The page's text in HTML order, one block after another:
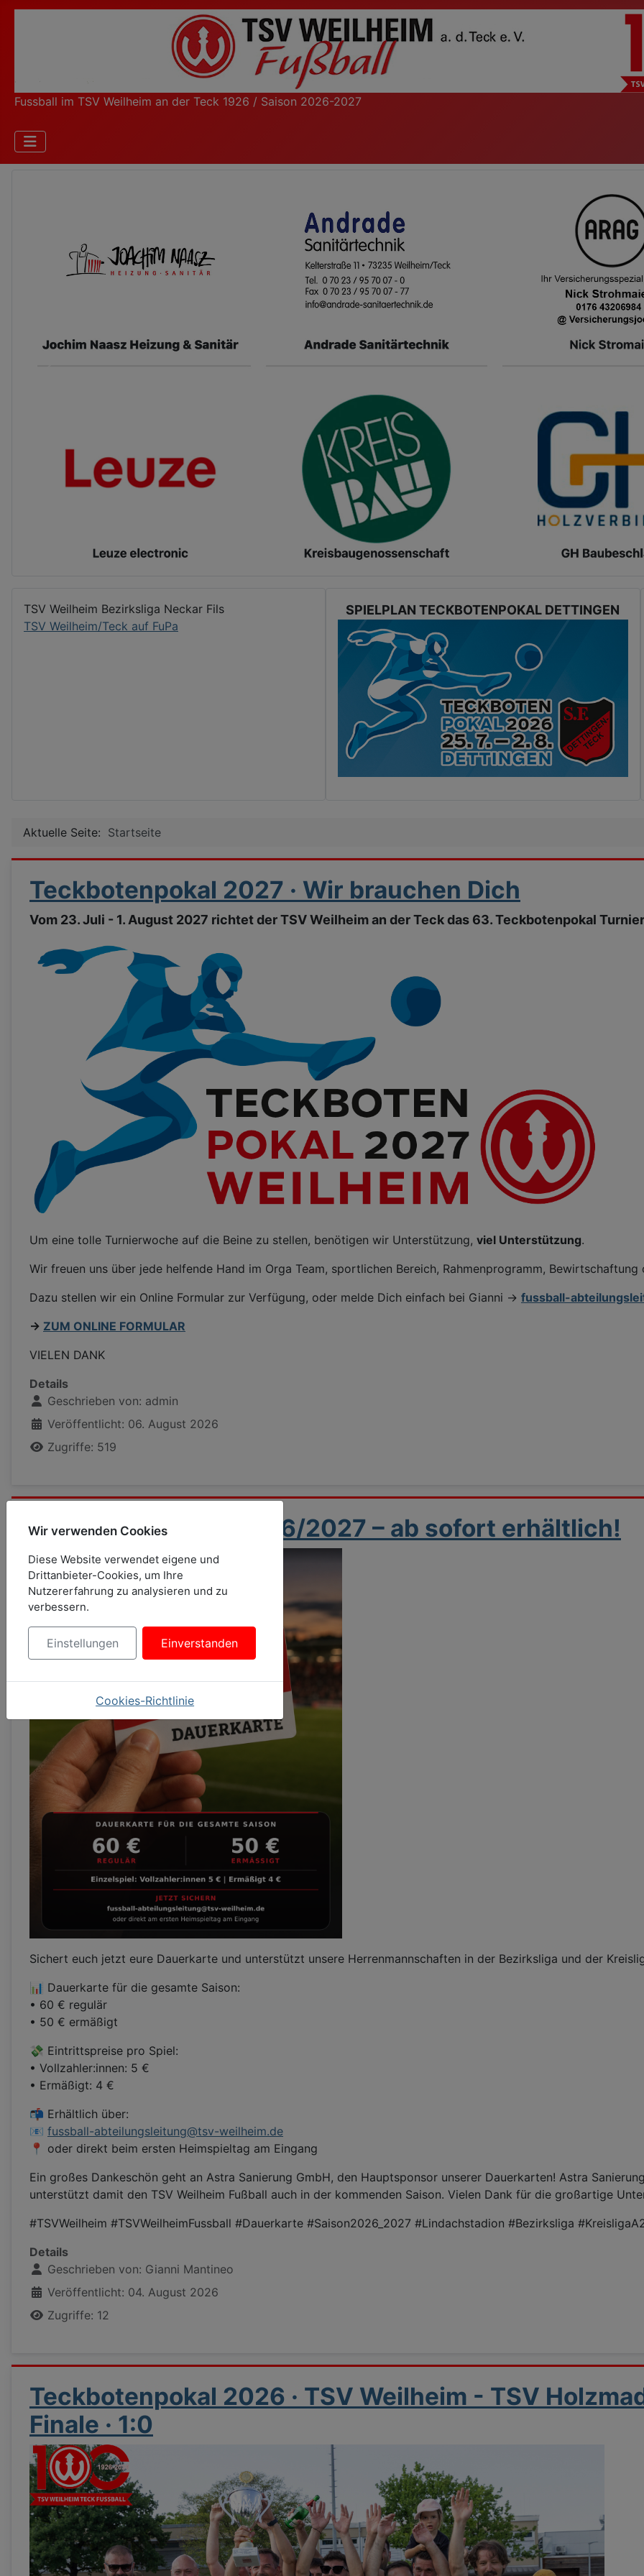
Fussball im TSV Weilheim an der Teck 1926 / Saison 2026-2027
TSV Weilheim Bezirksliga Neckar Fils
TSV Weilheim/Teck auf FuPa
SPIELPLAN TECKBOTENPOKAL DETTINGEN
Aktuelle Seite: Startseite
Teckbotenpokal 2027 · Wir brauchen Dich
Vom 23. Juli - 1. August 2027 richtet der TSV Weilheim an der Teck das 63. Teckbotenpokal
Um eine tolle Turnierwoche auf die Beine zu stellen, benötigen wir Unterstützung, viel Unterstützung.
Wir freuen uns über jede helfende Hand im Orga Team, sportlichen Bereich, Rahmenprogramm,
Dazu stellen wir ein Online Formular zur Verfügung, oder melde Dich einfach bei Gianni -> fussball-
-> ZUM ONLINE FORMULAR
VIELEN DANK
Details
Geschrieben von: admin
Veröffentlicht: 06. August 2026
Zugriffe: 519
🔴⚪ Dauerkarte 2026/2027 – ab sofort erhältlich!
Sichert euch jetzt eure Dauerkarte und unterstützt unsere Herrenmannschaften in der Bezirksliga und der
📊 Dauerkarte für die gesamte Saison:
• 60 € regulär
• 50 € ermäßigt
💸 Eintrittspreise pro Spiel:
• Vollzahler:innen: 5 €
• Ermäßigt: 4 €
📬 Erhältlich über:
📧 fussball-abteilungsleitung@tsv-weilheim.de
📍 oder direkt beim ersten Heimspieltag am Eingang
Ein großes Dankeschön geht an Astra Sanierung GmbH, den Hauptsponsor unserer Dauerkarten! Astra
unterstützt damit den TSV Weilheim Fußball auch in der kommenden Saison. Vielen Dank für die großartige
#TSVWeilheim #TSVWeilheimFussball #Dauerkarte #Saison2026_2027 #Lindachstadion #Bezirksliga
Details
Geschrieben von: Gianni Mantineo
Veröffentlicht: 04. August 2026
Zugriffe: 12
Teckbotenpokal 2026 · TSV Weilheim - TSV
Finale · 1:0
Wir verwenden Cookies
Diese Website verwendet eigene und
Drittanbieter-Cookies, um Ihre
Nutzererfahrung zu analysieren und zu
verbessern.
Einstellungen Einverstanden
Cookies-Richtlinie